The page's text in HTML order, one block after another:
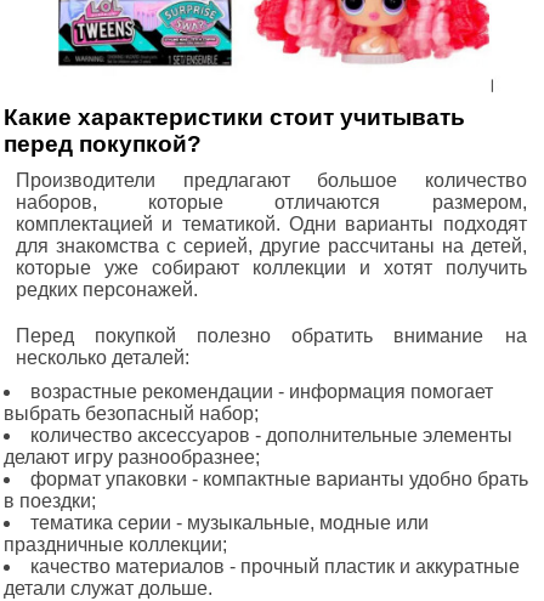
Какие характеристики стоит учитывать
перед покупкой?
Производители предлагают большое количество
наборов, которые отличаются размером,
комплектацией и тематикой. Одни варианты подходят
для знакомства с серией, другие рассчитаны на детей,
которые уже собирают коллекции и хотят получить
редких персонажей.
Перед покупкой полезно обратить внимание на
несколько деталей:
возрастные рекомендации - информация помогает
выбрать безопасный набор;
количество аксессуаров - дополнительные элементы
делают игру разнообразнее;
формат упаковки - компактные варианты удобно брать
в поездки;
тематика серии - музыкальные, модные или
праздничные коллекции;
качество материалов - прочный пластик и аккуратные
детали служат дольше.